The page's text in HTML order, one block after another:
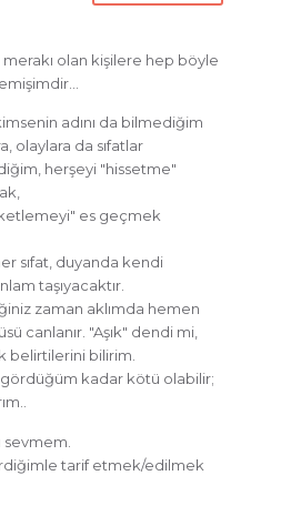
olan kişilere hep böyle
adını da bilmediğim
olaylara da sıfatlar
herşeyi "hissetme"
es geçmek
sıfat, duyanda kendi
taşıyacaktır.
zaman aklımda hemen
canlanır. "Aşık" dendi mi,
belirtilerini bilirim.
kadar kötü olabilir;
sevmem.
tarif etmek/edilmek